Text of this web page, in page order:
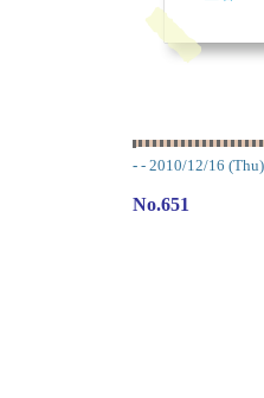
- - 2010/12/16
No.651